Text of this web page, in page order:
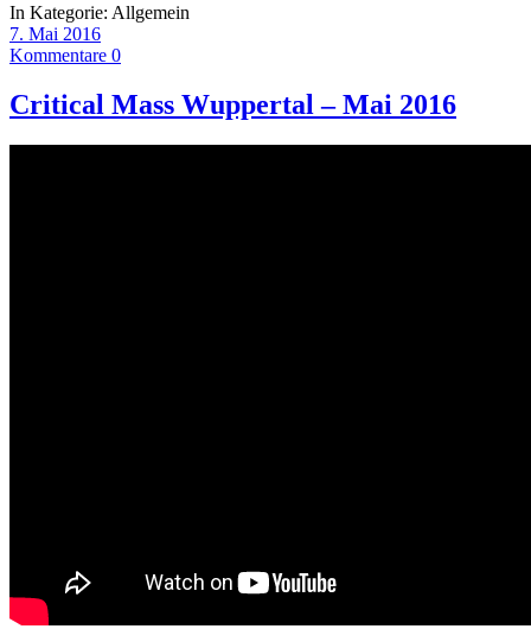
In Kategorie: Allgemein
7. Mai 2016
Kommentare 0
Critical Mass Wuppertal – Mai 2016